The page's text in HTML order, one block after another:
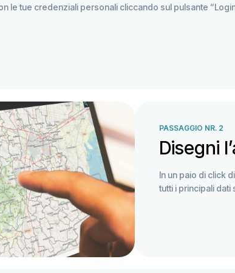
le tue credenziali personali cliccando sul pulsante
PASSAGGIO NR. 2
Disegni
In un paio di click
tutti i principali dati